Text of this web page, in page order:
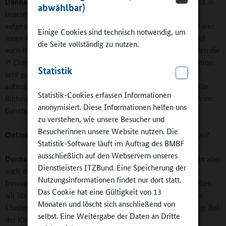
abwählbar)
Einige Cookies sind technisch notwendig, um
die Seite vollständig zu nutzen.
Statistik
Statistik-Cookies erfassen Informationen
anonymisiert. Diese Informationen helfen uns
zu verstehen, wie unsere Besucher und
Besucherinnen unsere Website nutzen. Die
Statistik-Software läuft im Auftrag des BMBF
ausschließlich auf den Webservern unseres
Dienstleisters ITZBund. Eine Speicherung der
Nutzungsinformationen findet nur dort statt.
Das Cookie hat eine Gültigkeit von 13
Monaten und löscht sich anschließend von
selbst. Eine Weitergabe der Daten an Dritte
unserer Stadt nicht nur sehr hoch, sondern auch sehr breit
aufgestellt. Fast alle Schulen nutzen zum Beispiel das
Theater
Junge Generation, für Besuche und Kooperationsprojekte und
auch für die Vermittlung von Lehrplaninhalten. Ebenso werden die
Dresdner Schulkonzerte
mit ihrer über 100-jährigen Tradition
sehr gut angenommen. Es würde zu weit führen, alles
aufzuzählen, das wäre ein extra Interview wert. Aber kulturelle
Bildung ist ein fester Bestandteil der Dresdner Schulen, auch im
Ganztagsangebot.
Online-Redaktion:Welchen Bedarf hat Dresden im Schulbau?
Donhauser:Den finanziellen Bedarf nannte ich schon. Es gibt aber
auch den Bedarf an pädagogischen und klimaneutralen
Innovationen im Schulhausbau. Im pädagogischen Sinne wollen
wir überall, wo es möglich ist, weg von der Flurschule hin zur
Clusterschule oder zumindest zu Lösungen in dieser Richtung. Bei
der Klimaneutralität sind für uns Energieeffizienz und